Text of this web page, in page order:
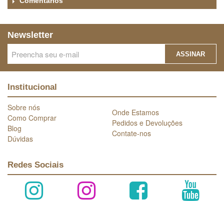
Newsletter
ASSINAR
Institucional
Sobre nós
Como Comprar
Blog
Dúvidas
Onde Estamos
Pedidos e Devoluções
Contate-nos
Redes Sociais